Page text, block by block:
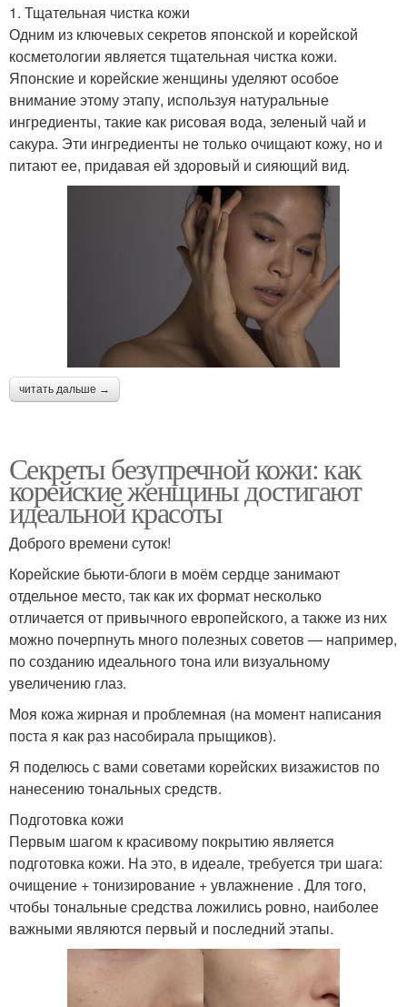
1. Тщательная чистка кожи
Одним из ключевых секретов японской и корейской
косметологии является тщательная чистка кожи.
Японские и корейские женщины уделяют особое
внимание этому этапу, используя натуральные
ингредиенты, такие как рисовая вода, зеленый чай и
сакура. Эти ингредиенты не только очищают кожу, но и
питают ее, придавая ей здоровый и сияющий вид.
читать дальше →
Секреты безупречной кожи: как
корейские женщины достигают
идеальной красоты
Доброго времени суток!
Корейские бьюти-блоги в моём сердце занимают
отдельное место, так как их формат несколько
отличается от привычного европейского, а также из них
можно почерпнуть много полезных советов — например,
по созданию идеального тона или визуальному
увеличению глаз.
Моя кожа жирная и проблемная (на момент написания
поста я как раз насобирала прыщиков).
Я поделюсь с вами советами корейских визажистов по
нанесению тональных средств.
Подготовка кожи
Первым шагом к красивому покрытию является
подготовка кожи. На это, в идеале, требуется три шага:
очищение + тонизирование + увлажнение . Для того,
чтобы тональные средства ложились ровно, наиболее
важными являются первый и последний этапы.